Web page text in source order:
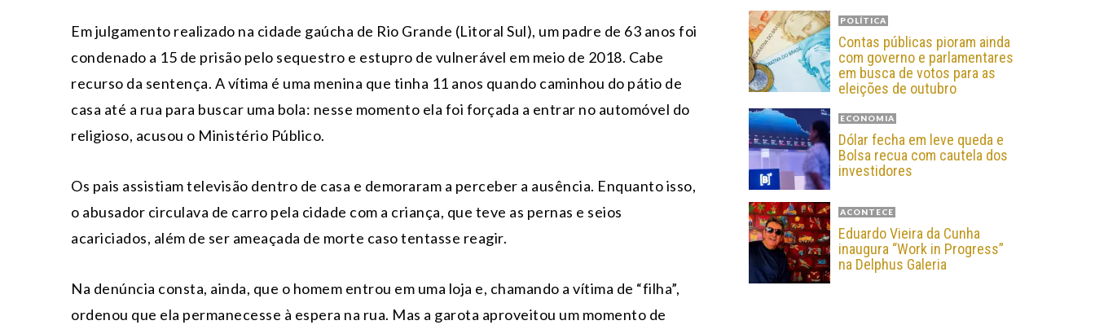
Em julgamento realizado na cidade gaúcha de Rio Grande (Litoral Sul), um padre de 63 anos foi
condenado a 15 de prisão pelo sequestro e estupro de vulnerável em meio de 2018. Cabe
recurso da sentença. A vítima é uma menina que tinha 11 anos quando caminhou do pátio de
casa até a rua para buscar uma bola: nesse momento ela foi forçada a entrar no automóvel do
religioso, acusou o Ministério Público.
Os pais assistiam televisão dentro de casa e demoraram a perceber a ausência. Enquanto isso,
o abusador circulava de carro pela cidade com a criança, que teve as pernas e seios
acariciados, além de ser ameaçada de morte caso tentasse reagir.
Na denúncia consta, ainda, que o homem entrou em uma loja e, chamando a vítima de “filha”,
ordenou que ela permanecesse à espera na rua. Mas a garota aproveitou um momento de
POLÍTICA
Contas públicas pioram ainda
com governo e parlamentares
em busca de votos para as
eleições de outubro
ECONOMIA
Dólar fecha em leve queda e
Bolsa recua com cautela dos
investidores
ACONTECE
Eduardo Vieira da Cunha
inaugura “Work in Progress”
na Delphus Galeria